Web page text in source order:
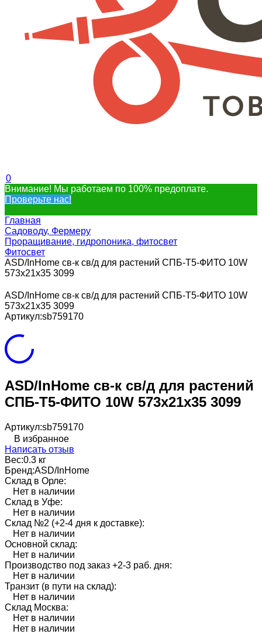
0
Внимание! Мы работаем по 100% предоплате.
Проверьте нас!
Главная
Садоводу, Фермеру
Проращивание, гидропоника, фитосвет
Фитосвет
ASD/InHome св-к св/д для растений СПБ-Т5-ФИТО 10W
573x21x35 3099
ASD/InHome св-к св/д для растений СПБ-Т5-ФИТО 10W
573x21x35 3099
Артикул:sb759170
ASD/InHome св-к св/д для растений
СПБ-Т5-ФИТО 10W 573x21x35 3099
Артикул:sb759170
В избранное
Написать отзыв
Вес:0.3 кг
Бренд:ASD/InHome
Склад в Орле:
Нет в наличии
Склад в Уфе:
Нет в наличии
Склад №2 (+2-4 дня к доставке):
Нет в наличии
Основной склад:
Нет в наличии
Производство под заказ +2-3 раб. дня:
Нет в наличии
Транзит (в пути на склад):
Нет в наличии
Склад Москва:
Нет в наличии
Нет в наличии